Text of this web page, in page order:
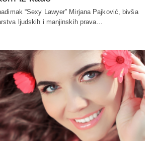
“Sexy Lawyer” Mirjana Pajković, bivša
ljudskih i manjinskih prava…